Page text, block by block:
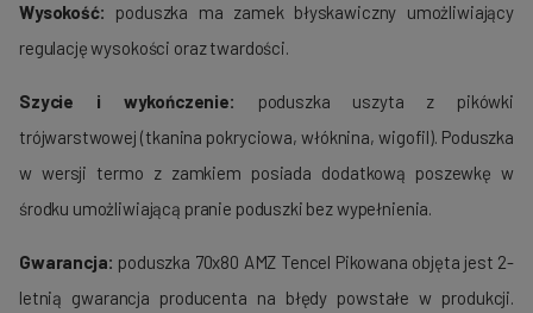
Wysokość: poduszka ma zamek błyskawiczny umożliwiający
regulację wysokości oraz twardości.
Szycie i wykończenie:
poduszka uszyta z pikówki
trójwarstwowej (tkanina pokryciowa, włóknina, wigofil). Poduszka
w wersji termo z zamkiem posiada dodatkową poszewkę w
środku umożliwiającą pranie poduszki bez wypełnienia.
Gwarancja: poduszka 70x80 AMZ Tencel Pikowana objęta jest 2-
letnią gwarancja producenta na błędy powstałe w produkcji.